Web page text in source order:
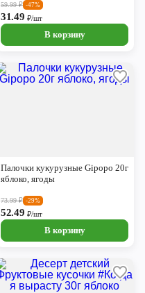
59.99₽ -47%
31.49₽/шт
В корзину
Палочки кукурузные Gipopo 20г
яблоко, ягоды
73.99₽ -29%
52.49₽/шт
В корзину